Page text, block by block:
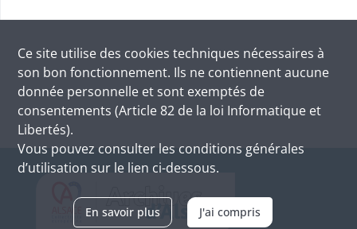
Ce site utilise des cookies techniques nécessaires à
son bon fonctionnement. Ils ne contiennent aucune
donnée personnelle et sont exemptés de
consentements (Article 82 de la loi Informatique et
Libertés).
Vous pouvez consulter les conditions générales
d’utilisation sur le lien ci-dessous.
En savoir plus J'ai compris